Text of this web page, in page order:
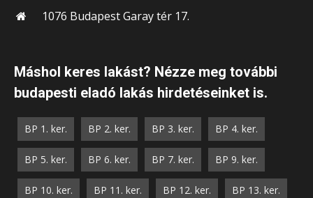
1076 Budapest Garay tér 17.
Máshol keres lakást? Nézze meg további
budapesti eladó lakás hirdetéseinket is.
BP 1. ker. BP 2. ker. BP 3. ker. BP 4. ker.
BP 5. ker. BP 6. ker. BP 7. ker. BP 9. ker.
BP 10. ker. BP 11. ker. BP 12. ker. BP 13. ker.